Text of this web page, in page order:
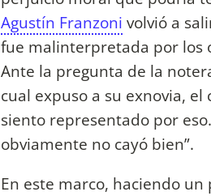
Agustín Franzoni volvió a
fue malinterpretada por los
Ante la pregunta de la
cual expuso a su exnovia,
siento representado por
obviamente no cayó bien”.
En este marco, haciendo un